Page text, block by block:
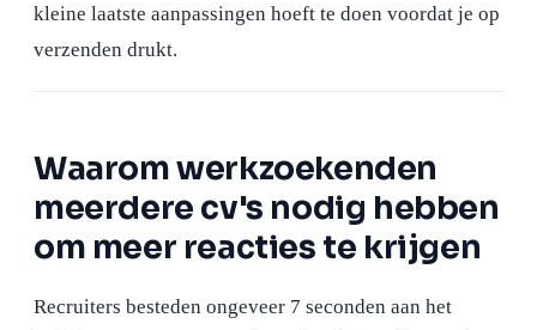
kleine laatste aanpassingen hoeft te doen voordat je op
verzenden drukt.
Waarom werkzoekenden
meerdere cv's nodig hebben
om meer reacties te krijgen
Recruiters besteden ongeveer 7 seconden aan het